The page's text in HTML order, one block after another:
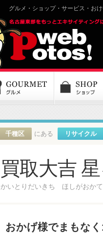
グルメ・ショップ・サービス・お
千種区 にある リサイクル
買取大吉
かいとりだいきち ほしがおか
おかげ様でまもな